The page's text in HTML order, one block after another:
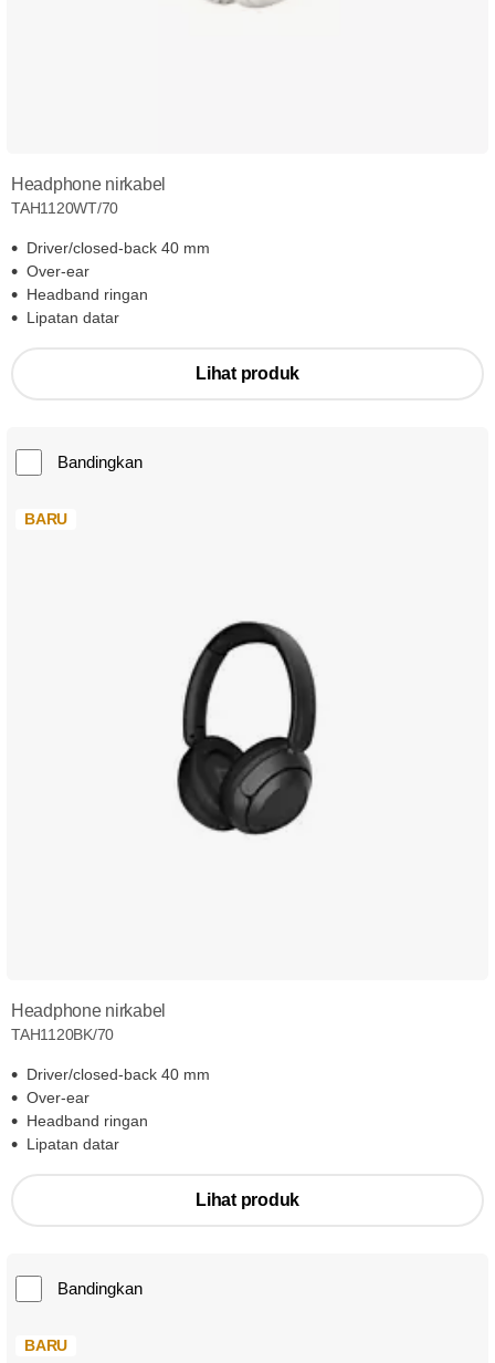
Headphone nirkabel
TAH1120WT/70
Driver/closed-back 40 mm
Over-ear
Headband ringan
Lipatan datar
Lihat produk
Bandingkan
BARU
Headphone nirkabel
TAH1120BK/70
Driver/closed-back 40 mm
Over-ear
Headband ringan
Lipatan datar
Lihat produk
Bandingkan
BARU